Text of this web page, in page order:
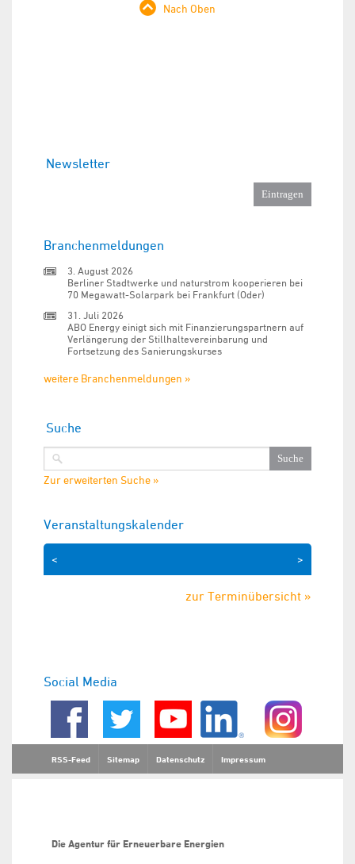
Nach Oben
Newsletter
Branchenmeldungen
3. August 2026
Berliner Stadtwerke und naturstrom kooperieren bei
70 Megawatt-Solarpark bei Frankfurt (Oder)
31. Juli 2026
ABO Energy einigt sich mit Finanzierungspartnern auf
Verlängerung der Stillhaltevereinbarung und
Fortsetzung des Sanierungskurses
weitere Branchenmeldungen »
Suche
Zur erweiterten Suche »
Veranstaltungskalender
>
<
zur Terminübersicht »
Social Media
RSS-Feed Sitemap Datenschutz Impressum
Die Agentur für Erneuerbare Energien